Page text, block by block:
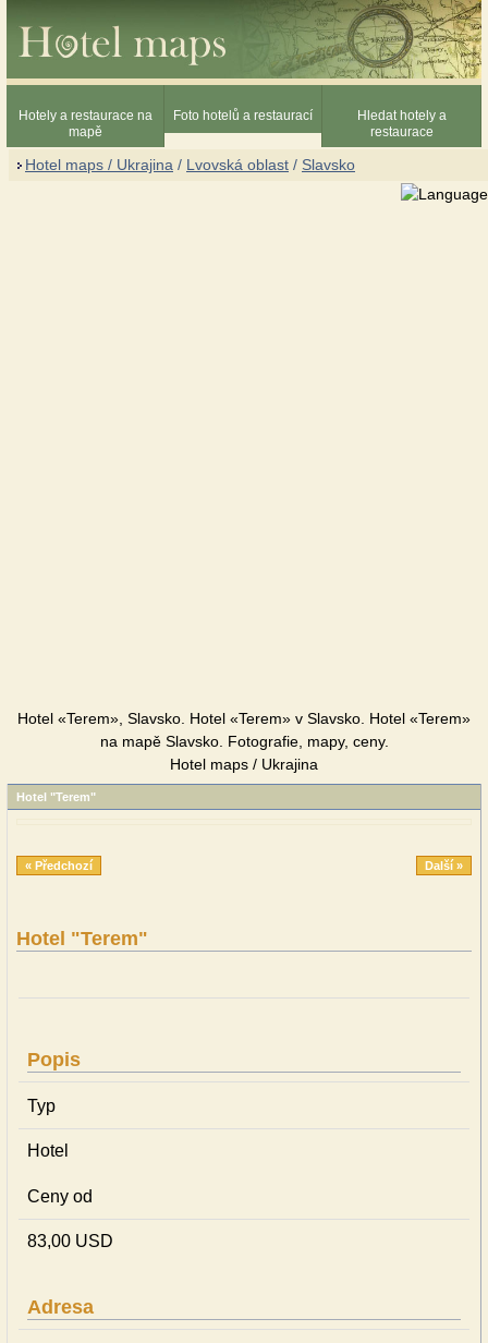
Hotely a restaurace na
mapě
Foto hotelů a restaurací
Hledat hotely a
restaurace
Hotel maps / Ukrajina / Lvovská oblast / Slavsko
Hotel «Terem», Slavsko. Hotel «Terem» v Slavsko. Hotel «Terem»
na mapě Slavsko. Fotografie, mapy, ceny.
Hotel maps / Ukrajina
Hotel "Terem"
« Předchozí Další »
Hotel "Terem"
Popis
Typ
Hotel
Ceny od
83,00 USD
Adresa